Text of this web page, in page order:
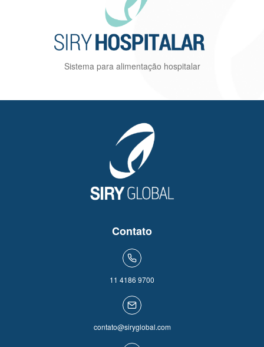
Sistema para alimentação hospitalar
Contato
11 4186 9700
contato@siryglobal.com